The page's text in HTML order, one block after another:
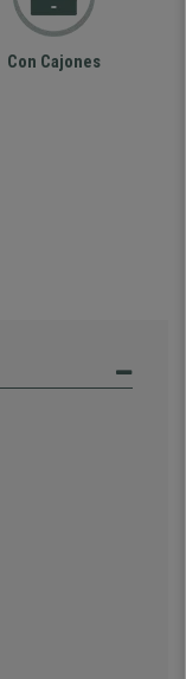
Con Cajones